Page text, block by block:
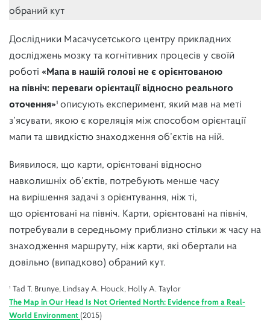
обраний кут
Дослідники Масачусетського центру прикладних
досліджень мозку та когнітивних процесів у своїй
роботі «Мапа в нашій голові не є орієнтованою
на північ: переваги орієнтації відносно реального
оточення»¹ описують експеримент, який мав на меті
з’ясувати, якою є кореляція між способом орієнтації
мапи та швидкістю знаходження об’єктів на ній.
Виявилося, що карти, орієнтовані відносно
навколишніх об’єктів, потребують менше часу
на вирішення задачі з орієнтування, ніж ті,
що орієнтовані на північ. Карти, орієнтовані на північ,
потребували в середньому приблизно стільки ж часу на
знаходження маршруту, ніж карти, які обертали на
довільно (випадково) обраний кут.
¹ Tad T. Brunye, Lindsay A. Houck, Holly A. Taylor
The Map in Our Head Is Not Oriented North: Evidence from a Real-
World Environment (2015)